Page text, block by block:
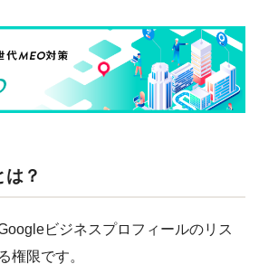
？
ビジネスプロフィールのリス
権限です。